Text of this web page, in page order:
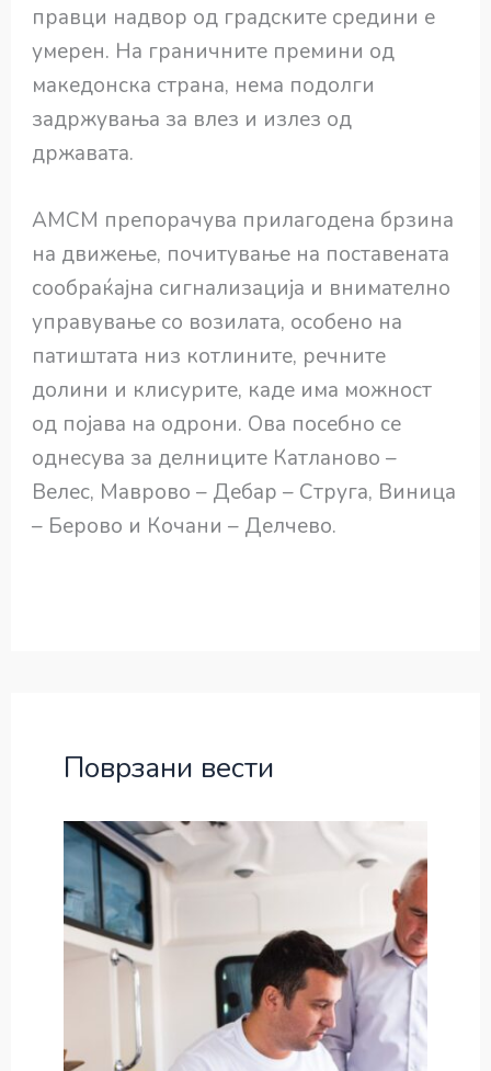
правци надвор од градските средини е
умерен. На граничните премини од
македонска страна, нема подолги
задржувања за влез и излез од
државата.
АМСМ препорачува прилагодена брзина
на движење, почитување на поставената
сообраќајна сигнализација и внимателно
управување со возилата, особено на
патиштата низ котлините, речните
долини и клисурите, каде има можност
од појава на одрони. Ова посебно се
однесува за делниците Катланово –
Велес, Маврово – Дебар – Струга, Виница
– Берово и Кочани – Делчево.
Поврзани вести